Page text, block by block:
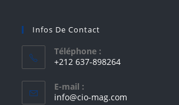
Infos De Contact
Téléphone :
+212 637-898264
E-mail :
info@cio-mag.com